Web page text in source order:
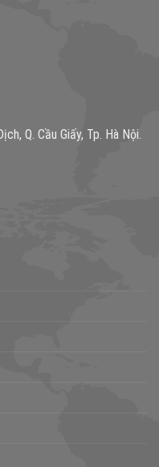
Q. Cầu Giấy, Tp. Hà Nội.